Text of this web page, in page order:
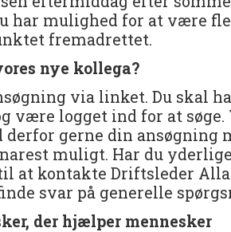
har mulighed for at være
fremadrettet.
nye kollega?
via linket. Du skal
være logget ind for at
derfor gerne din ansøgning
muligt. Har du
at kontakte Driftsleder
svar på generelle
der hjælper mennesker